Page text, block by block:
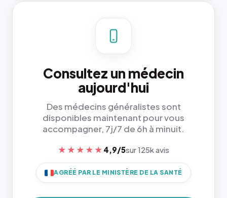
Consultez un médecin
aujourd'hui
Des médecins généralistes sont
disponibles maintenant pour vous
accompagner, 7j/7 de 6h à minuit.
★★★★★ 4,9/5sur 125k avis
AGRÉÉ PAR LE MINISTÈRE DE LA SANTÉ